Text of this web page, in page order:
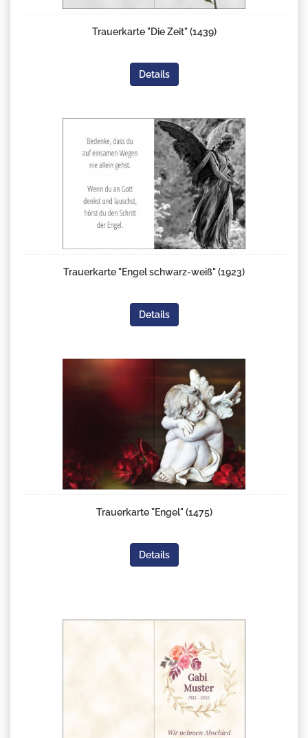
Trauerkarte "Die Zeit" (1439)
Details
Trauerkarte "Engel schwarz-weiß" (1923)
Details
Trauerkarte "Engel" (1475)
Details